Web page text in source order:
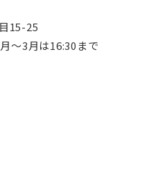
15-25
〜3月は16:30まで